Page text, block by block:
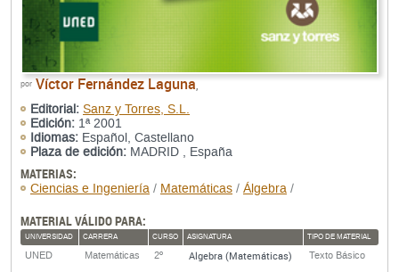
por Víctor Fernández Laguna,
Editorial: Sanz y Torres, S.L.
Edición: 1ª 2001
Idiomas: Español, Castellano
Plaza de edición: MADRID , España
MATERIAS:
Ciencias e Ingeniería / Matemáticas / Álgebra /
MATERIAL VÁLIDO PARA:
UNIVERSIDAD CARRERA CURSO ASIGNATURA TIPO DE MATERIAL
UNED Matemáticas 2º Algebra (Matemáticas) Texto Básico